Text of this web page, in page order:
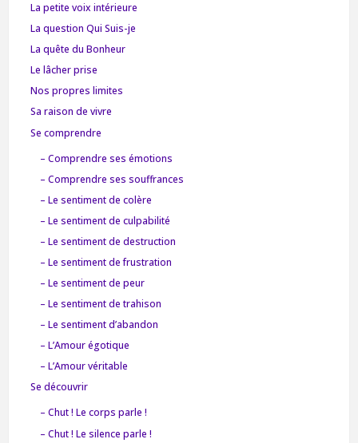
La petite voix intérieure
La question Qui Suis-je
La quête du Bonheur
Le lâcher prise
Nos propres limites
Sa raison de vivre
Se comprendre
– Comprendre ses émotions
– Comprendre ses souffrances
– Le sentiment de colère
– Le sentiment de culpabilité
– Le sentiment de destruction
– Le sentiment de frustration
– Le sentiment de peur
– Le sentiment de trahison
– Le sentiment d’abandon
– L’Amour égotique
– L’Amour véritable
Se découvrir
– Chut ! Le corps parle !
– Chut ! Le silence parle !